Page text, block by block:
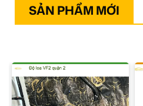
SẢN PHẨM MỚI